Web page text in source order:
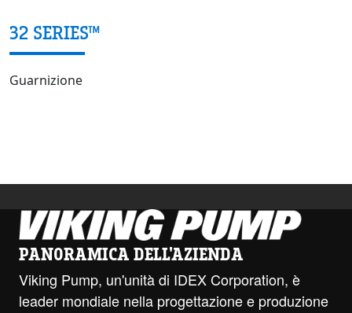
32 SERIES™
Guarnizione
PANORAMICA DELL'AZIENDA
Viking Pump, un'unità di IDEX Corporation, è
leader mondiale nella progettazione e produzione